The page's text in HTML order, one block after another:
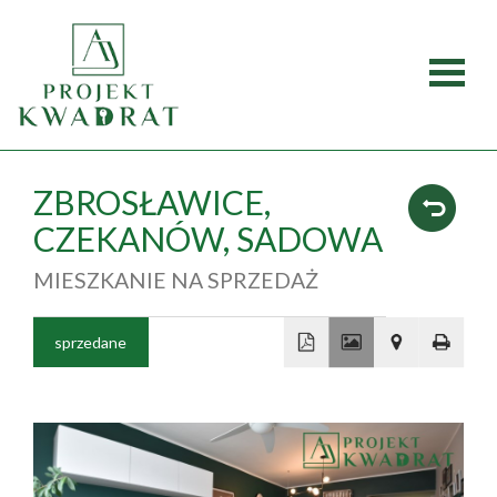
główna
Oferty
Dzialki
Obiekty
ZBROSŁAWICE,
CZEKANÓW, SADOWA
MIESZKANIE NA SPRZEDAŻ
sprzedane
−